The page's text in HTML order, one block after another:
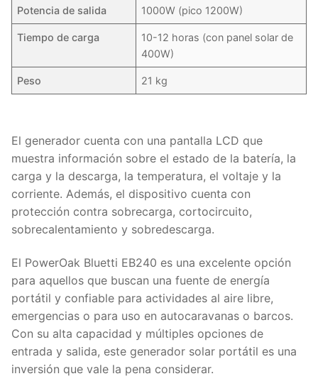
Potencia de salida 1000W (pico 1200W)
Tiempo de carga
10-12 horas (con panel solar de
400W)
Peso 21 kg
El generador cuenta con una pantalla LCD que
muestra información sobre el estado de la batería, la
carga y la descarga, la temperatura, el voltaje y la
corriente. Además, el dispositivo cuenta con
protección contra sobrecarga, cortocircuito,
sobrecalentamiento y sobredescarga.
El PowerOak Bluetti EB240 es una excelente opción
para aquellos que buscan una fuente de energía
portátil y confiable para actividades al aire libre,
emergencias o para uso en autocaravanas o barcos.
Con su alta capacidad y múltiples opciones de
entrada y salida, este generador solar portátil es una
inversión que vale la pena considerar.